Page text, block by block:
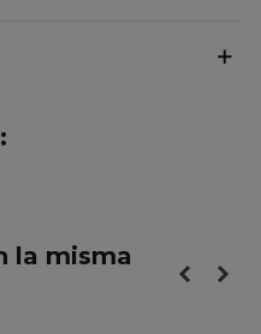
la misma